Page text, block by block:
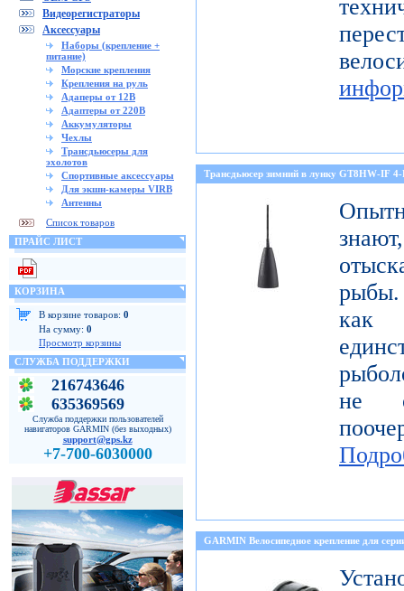
Видеорегистраторы
Аксессуары
Наборы (крепление +
питание)
Морские крепления
Крепления на руль
Адаперы от 12В
Адаптеры от 220В
Аккумуляторы
Чехлы
Трансдьюсеры для
эхолотов
Спортивные аксессуары
Для экшн-камеры VIRB
Антенны
Список товаров
ПРАЙС ЛИСТ
КОРЗИНА
В корзине товаров: 0
На сумму: 0
Просмотр корзины
СЛУЖБА ПОДДЕРЖКИ
216743646
635369569
Служба поддержки пользователей
навигаторов GARMIN (без выходных)
support@gps.kz
+7-700-6030000
Трансдьюсер зимний в лунку GT8HW-IF
как
не
GARMIN Велосипедное крепление для